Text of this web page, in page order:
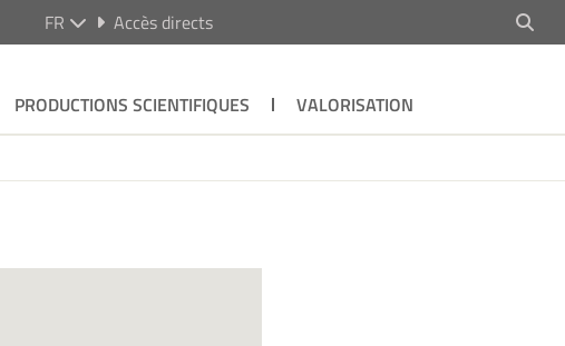
FR Accès directs
PRODUCTIONS SCIENTIFIQUES
VALORISATION